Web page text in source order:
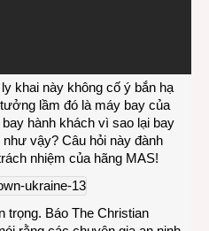
khai này không cố ý bắn hạ
lầm đó là máy bay của
hành khách vì sao lại bay
vậy? Câu hỏi này đành
nhiệm của hãng MAS!
trọng. Báo The Christian